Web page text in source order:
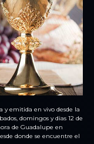
y emitida en vivo desde la
domingos y dias 12 de
de Guadalupe en
donde se encuentre el